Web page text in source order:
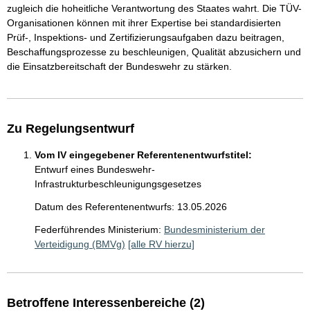
zugleich die hoheitliche Verantwortung des Staates wahrt. Die TÜV-
Organisationen können mit ihrer Expertise bei standardisierten
Prüf-, Inspektions- und Zertifizierungsaufgaben dazu beitragen,
Beschaffungsprozesse zu beschleunigen, Qualität abzusichern und
die Einsatzbereitschaft der Bundeswehr zu stärken.
Zu Regelungsentwurf
Vom IV eingegebener Referentenentwurfstitel:
Entwurf eines Bundeswehr-
Infrastrukturbeschleunigungsgesetzes
Datum des Referentenentwurfs: 13.05.2026
Federführendes Ministerium: Bundesministerium der
Verteidigung (BMVg) [alle RV hierzu]
Betroffene Interessenbereiche (2)